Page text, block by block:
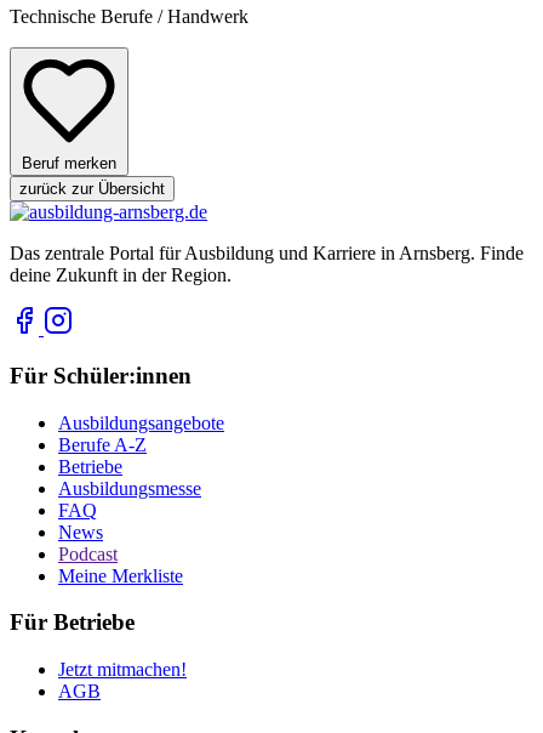
Technische Berufe / Handwerk
Beruf merken
zurück zur Übersicht
Das zentrale Portal für Ausbildung und Karriere in Arnsberg. Finde
deine Zukunft in der Region.
Für Schüler:innen
Ausbildungsangebote
Berufe A-Z
Betriebe
Ausbildungsmesse
FAQ
News
Podcast
Meine Merkliste
Für Betriebe
Jetzt mitmachen!
AGB